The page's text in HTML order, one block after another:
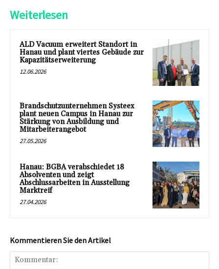
Weiterlesen
ALD Vacuum erweitert Standort in
Hanau und plant viertes Gebäude zur
Kapazitätserweiterung
12.06.2026
Brandschutzunternehmen Systeex
plant neuen Campus in Hanau zur
Stärkung von Ausbildung und
Mitarbeiterangebot
27.05.2026
Hanau: BGBA verabschiedet 18
Absolventen und zeigt
Abschlussarbeiten in Ausstellung
Marktreif
27.04.2026
Kommentieren Sie den Artikel